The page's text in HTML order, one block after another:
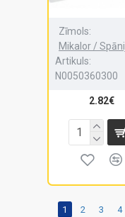
Zīmols:
Mikalor /
Artikuls:
N0050360300
2.82€
1 2 3 4